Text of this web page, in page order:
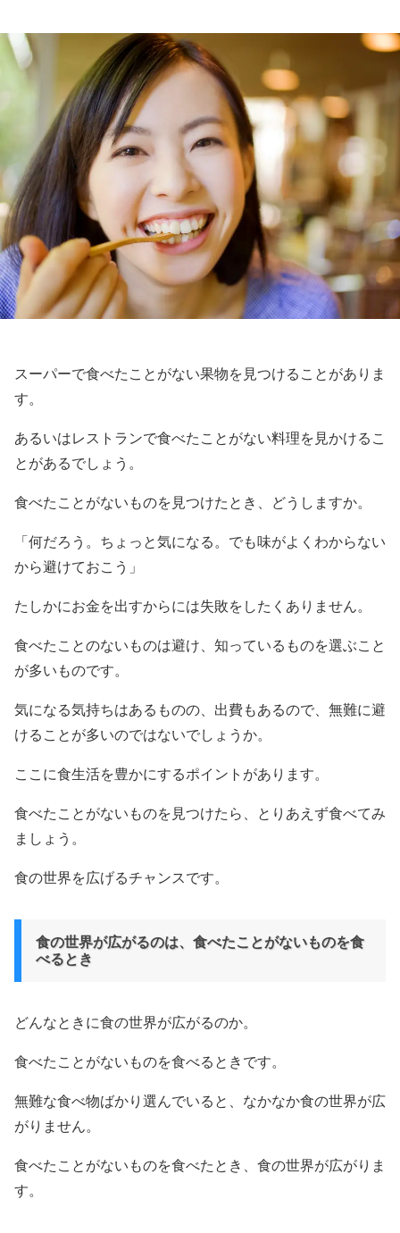
スーパーで食べたことがない果物を見つけることがありま
す。
あるいはレストランで食べたことがない料理を見かけるこ
とがあるでしょう。
食べたことがないものを見つけたとき、どうしますか。
「何だろう。ちょっと気になる。でも味がよくわからない
から避けておこう」
たしかにお金を出すからには失敗をしたくありません。
食べたことのないものは避け、知っているものを選ぶこと
が多いものです。
気になる気持ちはあるものの、出費もあるので、無難に避
けることが多いのではないでしょうか。
ここに食生活を豊かにするポイントがあります。
食べたことがないものを見つけたら、とりあえず食べてみ
ましょう。
食の世界を広げるチャンスです。
食の世界が広がるのは、食べたことがないものを食
べるとき
どんなときに食の世界が広がるのか。
食べたことがないものを食べるときです。
無難な食べ物ばかり選んでいると、なかなか食の世界が広
がりません。
食べたことがないものを食べたとき、食の世界が広がりま
す。